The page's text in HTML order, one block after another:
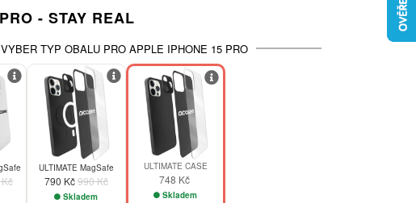
- STAY REAL
VYBER TYP OBALU PRO APPLE IPHONE 15 PRO
-20%
ULTIMATE MagSafe
790 Kč990 Kč
Skladem
ULTIMATE CASE
748 Kč
Skladem